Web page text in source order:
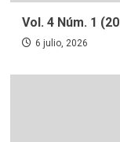
Vol. 4 Núm. 1
6 julio, 2026